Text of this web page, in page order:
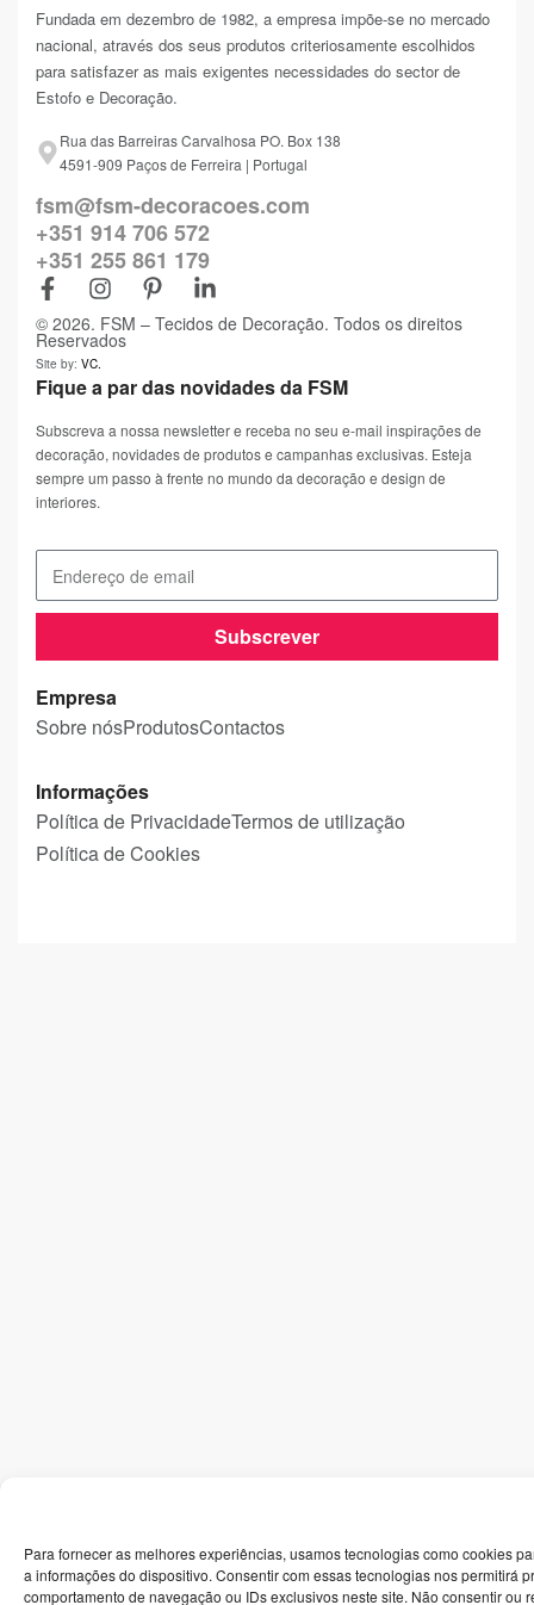
Para fornecer as melhores experiências, usamos tecnologias como cookies
a informações do dispositivo. Consentir com essas tecnologias nos permitirá
comportamento de navegação ou IDs exclusivos neste site. Não consentir ou
Fundada em dezembro de 1982, a empresa impõe-se no mercado
nacional, através dos seus produtos criteriosamente escolhidos
para satisfazer as mais exigentes necessidades do sector de
Estofo e Decoração.
Rua das Barreiras Carvalhosa PO. Box 138
4591-909 Paços de Ferreira | Portugal
fsm@fsm-decoracoes.com
+351 914 706 572
+351 255 861 179
© 2026. FSM – Tecidos de Decoração. Todos os direitos
Reservados
Site by: VC.
Fique a par das novidades da FSM
Subscreva a nossa newsletter e receba no seu e-mail inspirações de
decoração, novidades de produtos e campanhas exclusivas. Esteja
sempre um passo à frente no mundo da decoração e design de
interiores.
Subscrever
Empresa
Sobre nósProdutosContactos
Informações
Política de PrivacidadeTermos de utilização
Política de Cookies